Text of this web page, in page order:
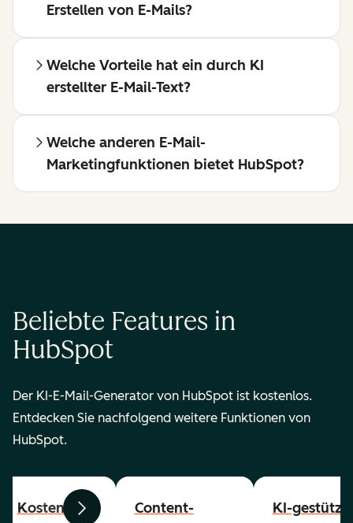
Erstellen von E-Mails?
Welche Vorteile hat ein durch KI
erstellter E-Mail-Text?
Welche anderen E-Mail-
Marketingfunktionen bietet HubSpot?
Beliebte Features in
HubSpot
Der KI-E-Mail-Generator von HubSpot ist kostenlos.
Entdecken Sie nachfolgend weitere Funktionen von
HubSpot.
ZurückWeiter
Kostenloser
Content-
KI-